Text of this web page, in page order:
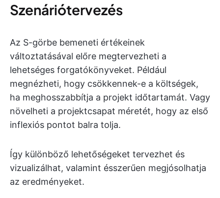
Szenáriótervezés
Az S-görbe bemeneti értékeinek
változtatásával előre megtervezheti a
lehetséges forgatókönyveket. Például
megnézheti, hogy csökkennek-e a költségek,
ha meghosszabbítja a projekt időtartamát. Vagy
növelheti a projektcsapat méretét, hogy az első
inflexiós pontot balra tolja.
Így különböző lehetőségeket tervezhet és
vizualizálhat, valamint ésszerűen megjósolhatja
az eredményeket.